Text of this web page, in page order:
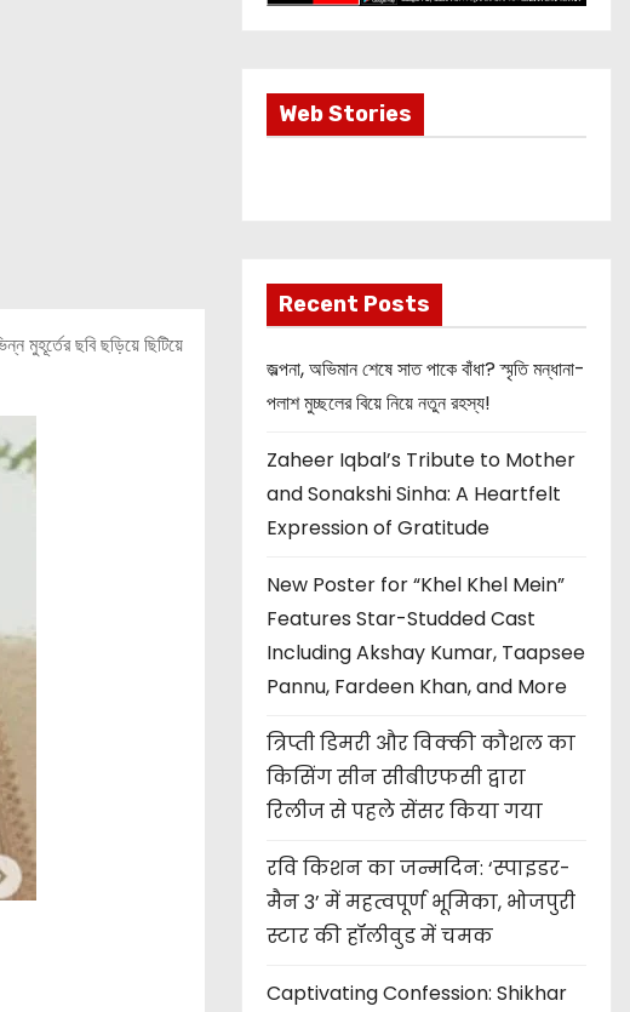
মুহূর্তের ছবি ছড়িয়ে ছিটিয়ে
Web Stories
Most Important
Info about
Recent Posts
জল্পনা, অভিমান শেষে সাত পাকে বাঁধা? স্মৃতি মন্ধানা-
পলাশ মুচ্ছলের বিয়ে নিয়ে নতুন রহস্য!
Zaheer Iqbal’s Tribute to Mother
and Sonakshi Sinha: A Heartfelt
Expression of Gratitude
New Poster for “Khel Khel Mein”
Features Star-Studded Cast
Including Akshay Kumar, Taapsee
Pannu, Fardeen Khan, and More
त्रिप्ती डिमरी और विक्की कौशल का
किसिंग सीन सीबीएफसी द्वारा
रिलीज से पहले सेंसर किया गया
रवि किशन का जन्मदिन: ‘स्पाइडर-
मैन 3’ में महत्वपूर्ण भूमिका, भोजपुरी
स्टार की हॉलीवुड में चमक
Captivating Confession: Shikhar